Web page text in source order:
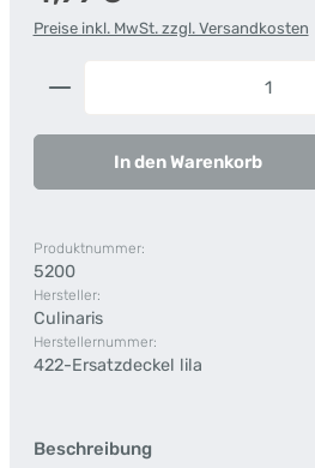
Preise inkl. MwSt. zzgl. Versandkosten
Produkt Anzahl: Gib den
In den Warenkorb
Produktnummer:
5200
Hersteller:
Culinaris
Herstellernummer:
422-Ersatzdeckel lila
Beschreibung